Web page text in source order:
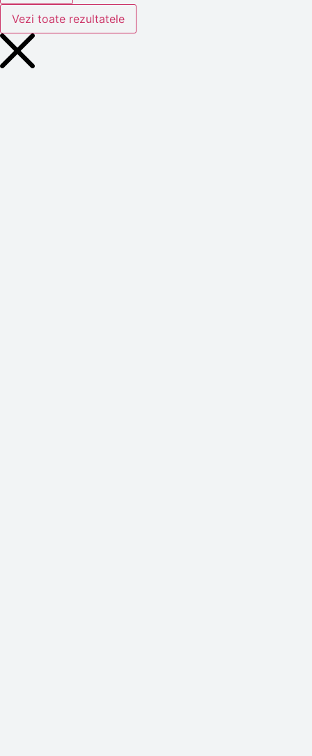
Vezi toate rezultatele